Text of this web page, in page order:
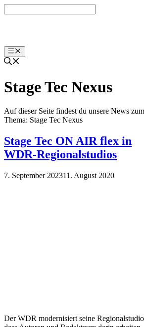
Inhalt
Menü
Stage Tec Nexus
Auf dieser Seite findest du unsere News zum
Thema: Stage Tec Nexus
Stage Tec ON AIR flex in
WDR-Regionalstudios
7. September 202311. August 2020
Der WDR modernisiert seine